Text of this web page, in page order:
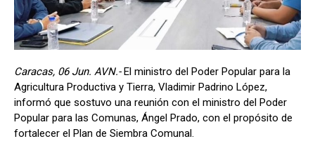
Caracas, 06 Jun. AVN.-El ministro del Poder Popular para la
Agricultura Productiva y Tierra, Vladimir Padrino López,
informó que sostuvo una reunión con el ministro del Poder
Popular para las Comunas, Ángel Prado, con el propósito de
fortalecer el Plan de Siembra Comunal.